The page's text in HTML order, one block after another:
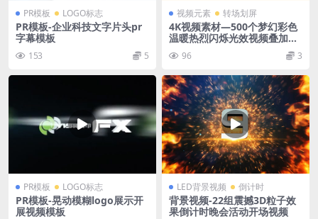
PR模板 LOGO标志
PR模板-企业科技文字片头pr
字幕模板
153 5
视频元素 转场划屏
4K视频素材—500个梦幻彩色
温暖热烈闪烁光效视频叠加特
效转场动画Hot Flashes
96 3
PR模板 LOGO标志
PR模板-晃动模糊logo展示开
展视频模板
LED背景视频 倒计时
背景视频-22组震撼3D粒子效
果倒计时晚会活动开场视频